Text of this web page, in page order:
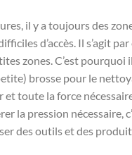
il y a toujours des
d’accès. Il s’agit
zones. C’est pourquoi
brosse pour le
et toute la force
la pression nécessaire,
des outils et des